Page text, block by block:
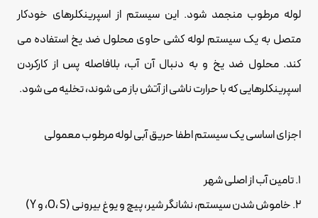
لوله مرطوب منجمد شود. این سیستم از اسپرینکلرهای خودکار
متصل به یک سیستم لوله کشی حاوی محلول ضد یخ استفاده می
کند. محلول ضد یخ و به دنبال آن آب، بلافاصله پس از کارکردن
اسپرینکلرهایی که با حرارت ناشی از آتش باز می شوند، تخلیه می شود.
اجزای اساسی یک سیستم اطفا حریق آبی لوله مرطوب معمولی
1. تامین آب از اصلی شهر
2. خاموش شدن سیستم، نشانگر شیر، پیچ و یوغ بیرونی (O، S، و Y)